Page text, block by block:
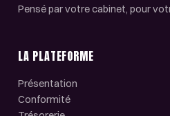
Pensé par votre cabinet, pour
LA PLATEFORME
Présentation
Conformité